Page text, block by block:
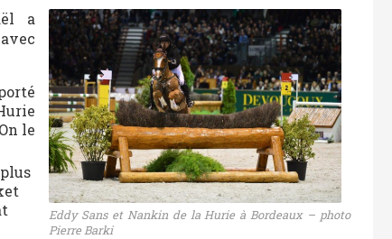
Eddy Sans et Nankin de la Hurie à Bordeaux – photo
Pierre Barki
a
le